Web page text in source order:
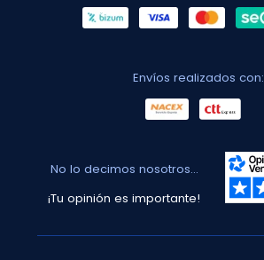
Envíos realizados con:
No lo decimos nosotros...
¡Tu opinión es importante!